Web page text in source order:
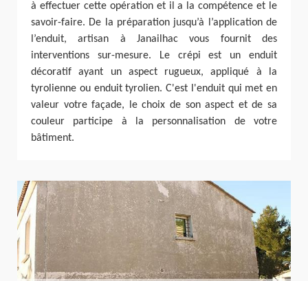
à effectuer cette opération et il a la compétence et le
savoir-faire. De la préparation jusqu’à l’application de
l’enduit, artisan à Janailhac vous fournit des
interventions sur-mesure. Le crépi est un enduit
décoratif ayant un aspect rugueux, appliqué à la
tyrolienne ou enduit tyrolien. C'est l'enduit qui met en
valeur votre façade, le choix de son aspect et de sa
couleur participe à la personnalisation de votre
bâtiment.